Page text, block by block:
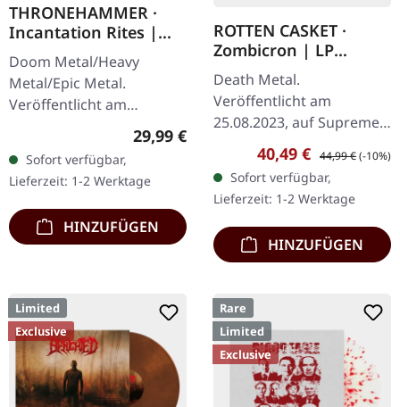
THRONEHAMMER ·
Incantation Rites |
SPLATTER 2LP
Doom Metal/Heavy
Metal/Epic Metal.
Veröffentlicht am
21.10.2022, auf Supreme
Chaos Records. SCR-
exklusives Transparent
Rot/Schwarz/Weiß…
Regulärer Preis:
29,99 €
Sofort verfügbar,
Lieferzeit: 1-2 Werktage
HINZUFÜGEN
ROTTEN CASKET ·
Zombicron | LP
BUNDLE
Death Metal.
Veröffentlicht am
25.08.2023, auf Supreme
Chaos Records.
EXKLUSIVES PREORDER
BUDNLE! Die ersten 50
nummerierten Exemplare
kommen mit…
Verkaufspreis:
40,49 € Regulärer Preis:
44,99 €(-10%)
Sofort verfügbar,
Lieferzeit: 1-2 Werktage
HINZUFÜGEN
Limited
Exclusive
Rare
Limited
Exclusive